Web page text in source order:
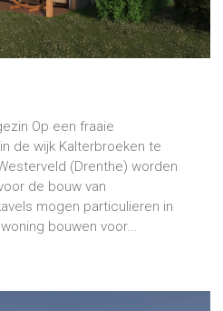
Op een fraaie
de wijk Kalterbroeken te
(Drenthe) worden
de bouw van
mogen particulieren in
bouwen voor...